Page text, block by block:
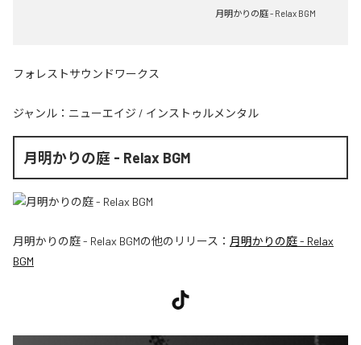
月明かりの庭 - Relax BGM
フォレストサウンドワークス
ジャンル： ニューエイジ / インストゥルメンタル
月明かりの庭 - Relax BGM
月明かりの庭 - Relax BGMの他のリリース： 月明かりの庭 - Relax
BGM